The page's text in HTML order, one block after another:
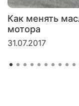
Как менять
мотора
31.07.2017